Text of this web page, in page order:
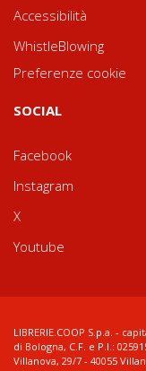
Accessibilità
WhistleBlowing
Preferenze cookie
SOCIAL
Facebook
Instagram
X
Youtube
LIBRERIE.COOP S.p.a. -
di Bologna, C.F. e P.I.:
Villanova, 29/7 - 40055